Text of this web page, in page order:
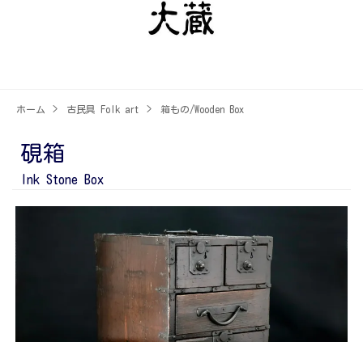
ホーム > 古民具 Folk art > 箱もの/Wooden Box
硯箱
Ink Stone Box